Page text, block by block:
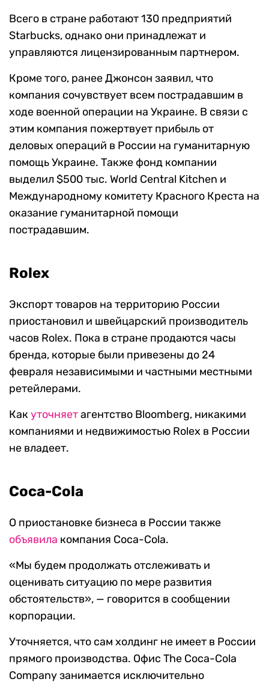
Всего в стране работают 130 предприятий
Starbucks, однако они принадлежат и
управляются лицензированным партнером.
Кроме того, ранее Джонсон заявил, что
компания сочувствует всем пострадавшим в
ходе военной операции на Украине. В связи с
этим компания пожертвует прибыль от
деловых операций в России на гуманитарную
помощь Украине. Также фонд компании
выделил $500 тыс. World Central Kitchen и
Международному комитету Красного Креста на
оказание гуманитарной помощи
пострадавшим.
Rolex
Экспорт товаров на территорию России
приостановил и швейцарский производитель
часов Rolex. Пока в стране продаются часы
бренда, которые были привезены до 24
февраля независимыми и частными местными
ретейлерами.
Какуточняетагентство Bloomberg, никакими
компаниями и недвижимостью Rolex в России
не владеет.
Coca-Cola
О приостановке бизнеса в России также
объявила компания Coca-Cola.
«Мы будем продолжать отслеживать и
оценивать ситуацию по мере развития
обстоятельств», — говорится в сообщении
корпорации.
Уточняется, что сам холдинг не имеет в России
прямого производства. Офис The Coca-Cola
Company занимается исключительно